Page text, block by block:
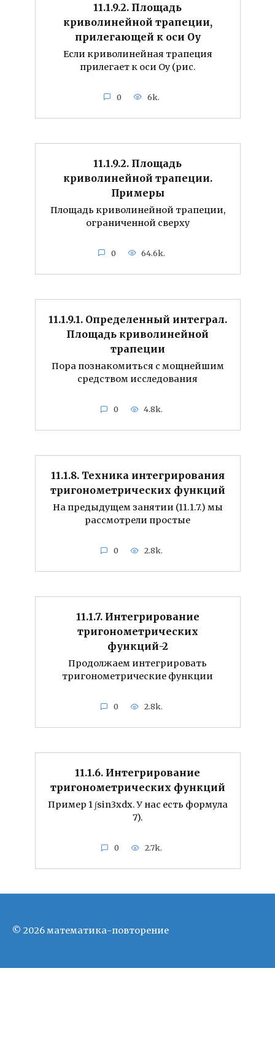
11.1.9.2. Площадь
криволинейной трапеции,
прилегающей к оси Оу
Если криволинейная трапеция
прилегает к оси Оу (рис.
0 6k.
11.1.9.2. Площадь
криволинейной трапеции.
Примеры
Площадь криволинейной трапеции,
ограниченной сверху
0 64.6k.
11.1.9.1. Определенный интеграл.
Площадь криволинейной
трапеции
Пора познакомиться с мощнейшим
средством исследования
0 4.8k.
11.1.8. Техника интегрирования
тригонометрических функций
На предыдущем занятии (11.1.7.) мы
рассмотрели простые
0 2.8k.
11.1.7. Интегрирование
тригонометрических
функций-2
Продолжаем интегрировать
тригонометрические функции
0 2.8k.
11.1.6. Интегрирование
тригонометрических функций
Пример 1 ∫sin3xdx. У нас есть формула
7).
0 2.7k.
© 2026 математика-повторение